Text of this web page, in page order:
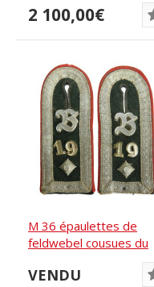
2 100,00€
M 36 épaulettes de
feldwebel cousues du
VENDU